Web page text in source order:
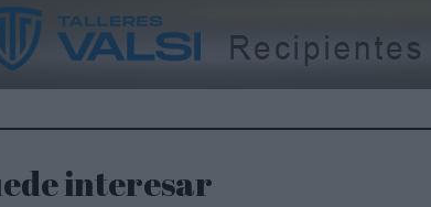
interesar